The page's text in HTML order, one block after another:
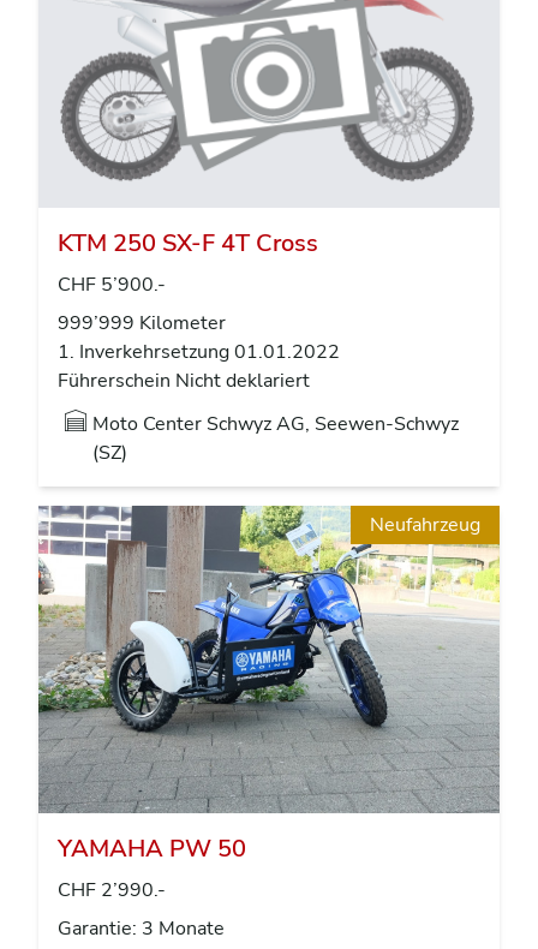
KTM 250 SX-F 4T Cross
CHF 5’900.-
999’999 Kilometer
1. Inverkehrsetzung 01.01.2022
Führerschein Nicht deklariert
Moto Center Schwyz AG, Seewen-Schwyz
(SZ)
Neufahrzeug
YAMAHA PW 50
CHF 2’990.-
Garantie: 3 Monate